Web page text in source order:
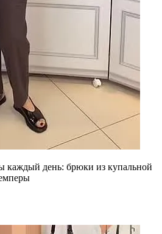
каждый день: брюки из купальной